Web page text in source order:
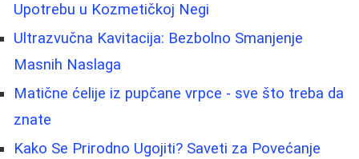
Upotrebu u Kozmetičkoj Negi
Ultrazvučna Kavitacija: Bezbolno Smanjenje
Masnih Naslaga
Matične ćelije iz pupčane vrpce - sve što treba da
znate
Kako Se Prirodno Ugojiti? Saveti za Povećanje